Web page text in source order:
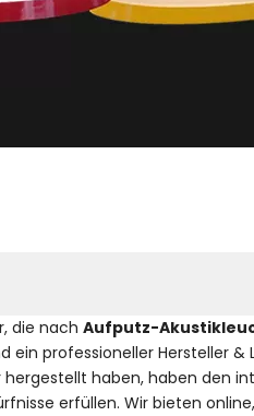
die nachAufputz-
ein professioneller Hersteller &
hergestellt haben, haben den
erfüllen. Wir bieten